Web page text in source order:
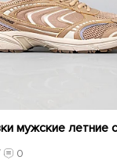
0